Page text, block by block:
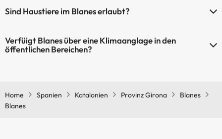
Sind Haustiere im Blanes erlaubt?
Verfüigt Blanes über eine Klimaanglage in den
öffentlichen Bereichen?
Home Spanien Katalonien Provinz Girona
Blanes
Blanes